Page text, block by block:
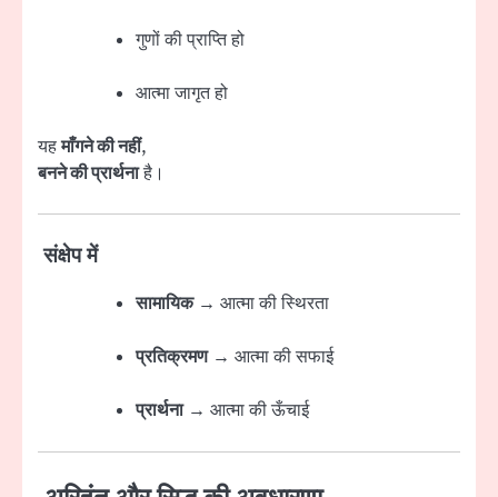
गुणों की प्राप्ति हो
आत्मा जागृत हो
यहमाँगने की नहीं,
बनने की प्रार्थनाहै।
संक्षेप में
सामायिक→ आत्मा की स्थिरता
प्रतिक्रमण→ आत्मा की सफाई
प्रार्थना→ आत्मा की ऊँचाई